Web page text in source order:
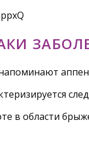
в области